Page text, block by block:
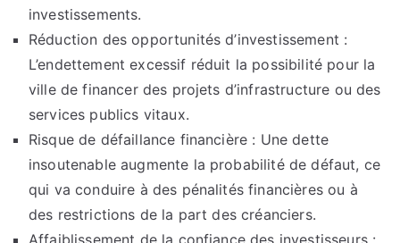
investissements.
Réduction des opportunités d’investissement :
L’endettement excessif réduit la possibilité pour la
ville de financer des projets d’infrastructure ou des
services publics vitaux.
Risque de défaillance financière : Une dette
insoutenable augmente la probabilité de défaut, ce
qui va conduire à des pénalités financières ou à
des restrictions de la part des créanciers.